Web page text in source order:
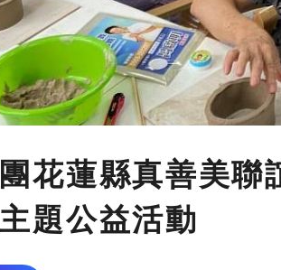
花蓮縣真善美聯
題公益活動